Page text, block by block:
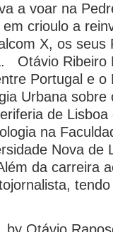
a voar na
crioulo a
X, os seus
Otávio Ribeiro
Portugal e o
Urbana sobre
de
na
Nova de
da carreira